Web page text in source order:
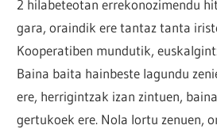
2 hilabeteotan errekonozimendu
gara, oraindik ere tantaz tanta
Kooperatiben mundutik,
Baina baita hainbeste lagundu
ere, herrigintzak izan zintuen,
gertukoek ere. Nola lortu zenuen,